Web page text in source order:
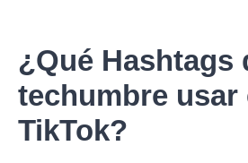
¿Qué Hashtags
techumbre usar
TikTok?